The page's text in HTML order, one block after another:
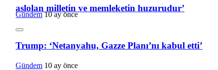
aslolan milletin ve memleketin huzurudur’
Gündem 10 ay önce
Trump: ‘Netanyahu, Gazze Planı’nı kabul etti’
Gündem 10 ay önce